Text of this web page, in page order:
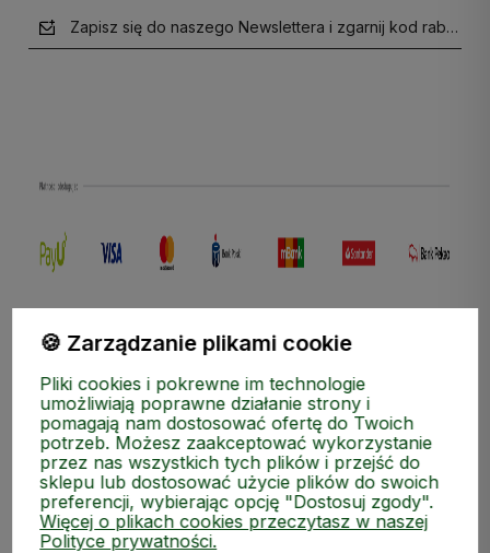
Zapisz się do naszego Newslettera i zgarnij kod
🍪 Zarządzanie plikami cookie
Pliki cookies i pokrewne im technologie
umożliwiają poprawne działanie strony i
pomagają nam dostosować ofertę do Twoich
potrzeb. Możesz zaakceptować wykorzystanie
przez nas wszystkich tych plików i przejść do
sklepu lub dostosować użycie plików do swoich
preferencji, wybierając opcję "Dostosuj zgody".
Więcej o plikach cookies przeczytasz w naszej
Polityce prywatności.